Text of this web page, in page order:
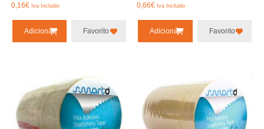
0,16€ Iva Incluido
Adicionar Favorito
0,66€ Iva Incluido
Adicionar Favorito